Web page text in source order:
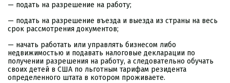
— подать на разрешение на работу;
— подать на разрешение въезда и выезда из страны на весь
срок рассмотрения документов;
— начать работать или управлять бизнесом либо
недвижимостью и подавать налоговые декларации по
получении разрешения на работу, а следовательно обучать
своих детей в США по льготным тарифам резидента
определенного штата в котором проживаете.